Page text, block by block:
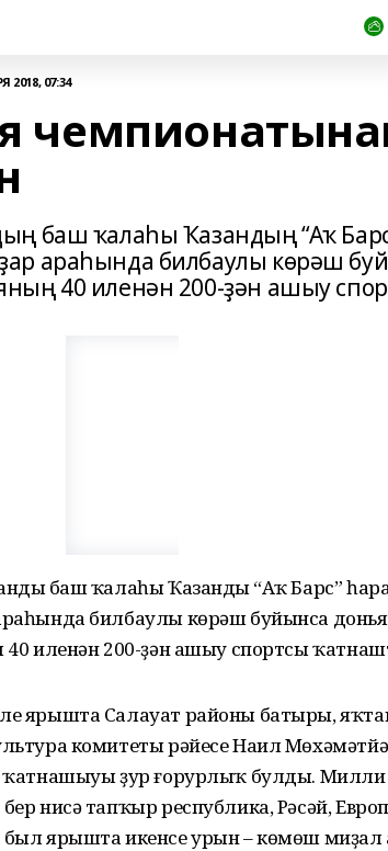
2018, 07:34
баш ҡалаһы Ҡазандың “Аҡ
араһында билбаулы көрәш
40 иленән 200-ҙән ашыу
баш ҡалаһы Ҡазандың “Аҡ Барс”
билбаулы көрәш буйынса
40 иленән 200-ҙән ашыу спортсы
ярышта Салауат районы батыры,
комитеты рәйесе Наил
ҡатнашыуы ҙур ғорурлыҡ булды.
нисә тапҡыр республика, Рәсәй,
был ярышта икенсе урын – көмөш миҙал